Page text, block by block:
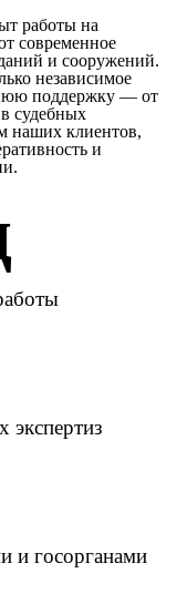
работы на
современное
и сооружений.
независимое
поддержку — от
судебных
наших клиентов,
и
экспертиз
и госорганами